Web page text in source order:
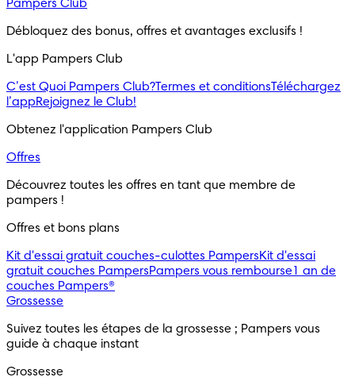
Pampers Club
Débloquez des bonus, offres et avantages exclusifs !
L'app Pampers Club
C’est Quoi Pampers Club?Termes et conditionsTéléchargez
l’appRejoignez le Club!
Obtenez l'application Pampers Club
Offres
Découvrez toutes les offres en tant que membre de
pampers !
Offres et bons plans
Kit d'essai gratuit couches-culottes PampersKit d'essai
gratuit couches PampersPampers vous rembourse1 an de
couches Pampers®
Grossesse
Suivez toutes les étapes de la grossesse ; Pampers vous
guide à chaque instant
Grossesse